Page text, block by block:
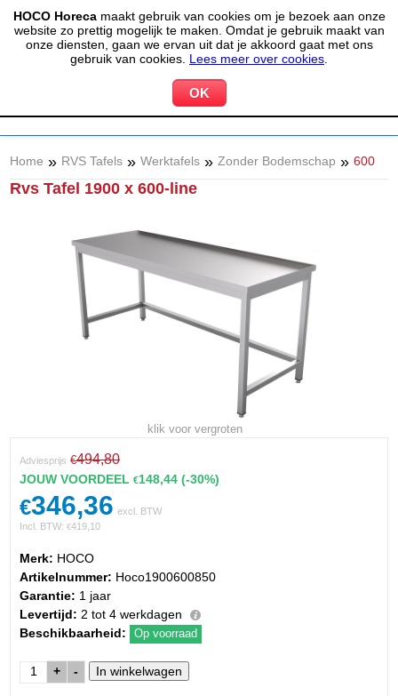
HOCO Horecamaakt gebruik van cookies om je bezoek aan onze
website zo prettig mogelijk te maken. Omdat je gebruik maakt van
onze diensten, gaan we ervan uit dat je akkoord gaat met ons
gebruik van cookies. Lees meer over cookies
(020) 497 6325 info@hocohoreca.nl
MIJN ACCOUNT 0 WINKELWAGEN
Home » RVS Tafels » Werktafels » Zonder Bodemschap » 600
Rvs Tafel 1900 x 600-line
klik voor vergroten
Adviesprijs €494,80
JOUW VOORDEEL€148,44 (-30%)
€346,36 excl. BTW
Incl. BTW:€419,10
Merk: HOCO
Artikelnummer: Hoco1900600850
Garantie: 1 jaar
Levertijd: 2 tot 4 werkdagen
Beschikbaarheid:
Op voorraad
+ -